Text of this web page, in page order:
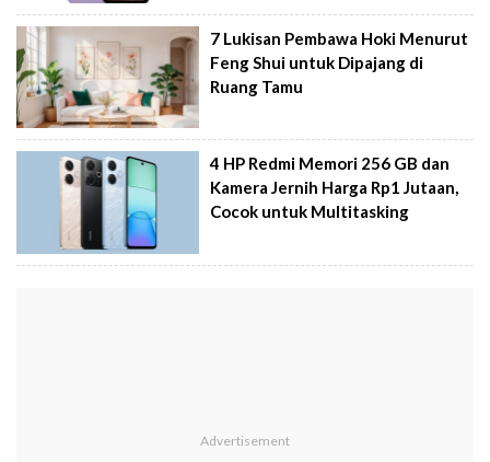
7 Lukisan Pembawa Hoki Menurut
Feng Shui untuk Dipajang di
Ruang Tamu
4 HP Redmi Memori 256 GB dan
Kamera Jernih Harga Rp1 Jutaan,
Cocok untuk Multitasking